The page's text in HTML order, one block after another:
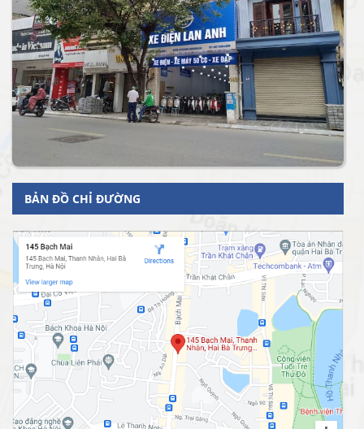
BẢN ĐỒ CHỈ ĐƯỜNG